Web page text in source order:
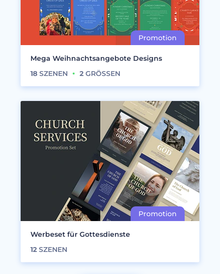
Mega Weihnachtsangebote Designs
18 SZENEN 2 GRÖSSEN
Werbeset für Gottesdienste
12 SZENEN